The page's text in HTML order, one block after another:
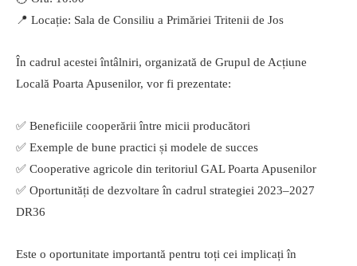
📍 Locație: Sala de Consiliu a Primăriei Tritenii de Jos
În cadrul acestei întâlniri, organizată de Grupul de Acțiune
Locală Poarta Apusenilor, vor fi prezentate:
✅ Beneficiile cooperării între micii producători
✅ Exemple de bune practici și modele de succes
✅ Cooperative agricole din teritoriul GAL Poarta Apusenilor
✅ Oportunități de dezvoltare în cadrul strategiei 2023–2027
DR36
Este o oportunitate importantă pentru toți cei implicați în